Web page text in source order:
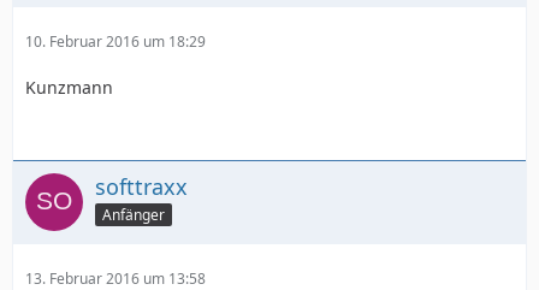
10. Februar 2016 um 18:29
Kunzmann
softtraxx
Anfänger
13. Februar 2016 um 13:58